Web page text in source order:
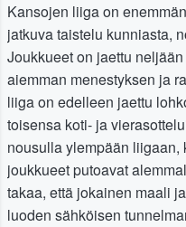
Kansojen liiga on
jatkuva taistelu kunniasta,
Joukkueet on jaettu
aiemman menestyksen ja
liiga on edelleen jaettu
toisensa koti- ja
nousulla ylempään
joukkueet putoavat
takaa, että jokainen maali
luoden sähköisen